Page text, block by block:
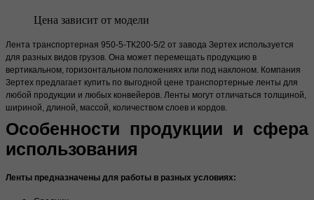
Цена зависит от модели
Лента транспортерная 950-5-ТК200-5/2 от завода Зертех используется
для разных видов грузов. Она может перемещать продукцию в
вертикальном, горизонтальном положениях или под наклоном. Компания
Зертех предлагает купить по выгодной цене транспортерные ленты для
любой продукции и любых конвейеров. Ленты могут отличаться толщиной,
шириной, длиной, массой, количеством слоев и кордов.
Особенности продукции и сфера
использования
Ленты предназначены для работы в разных условиях: